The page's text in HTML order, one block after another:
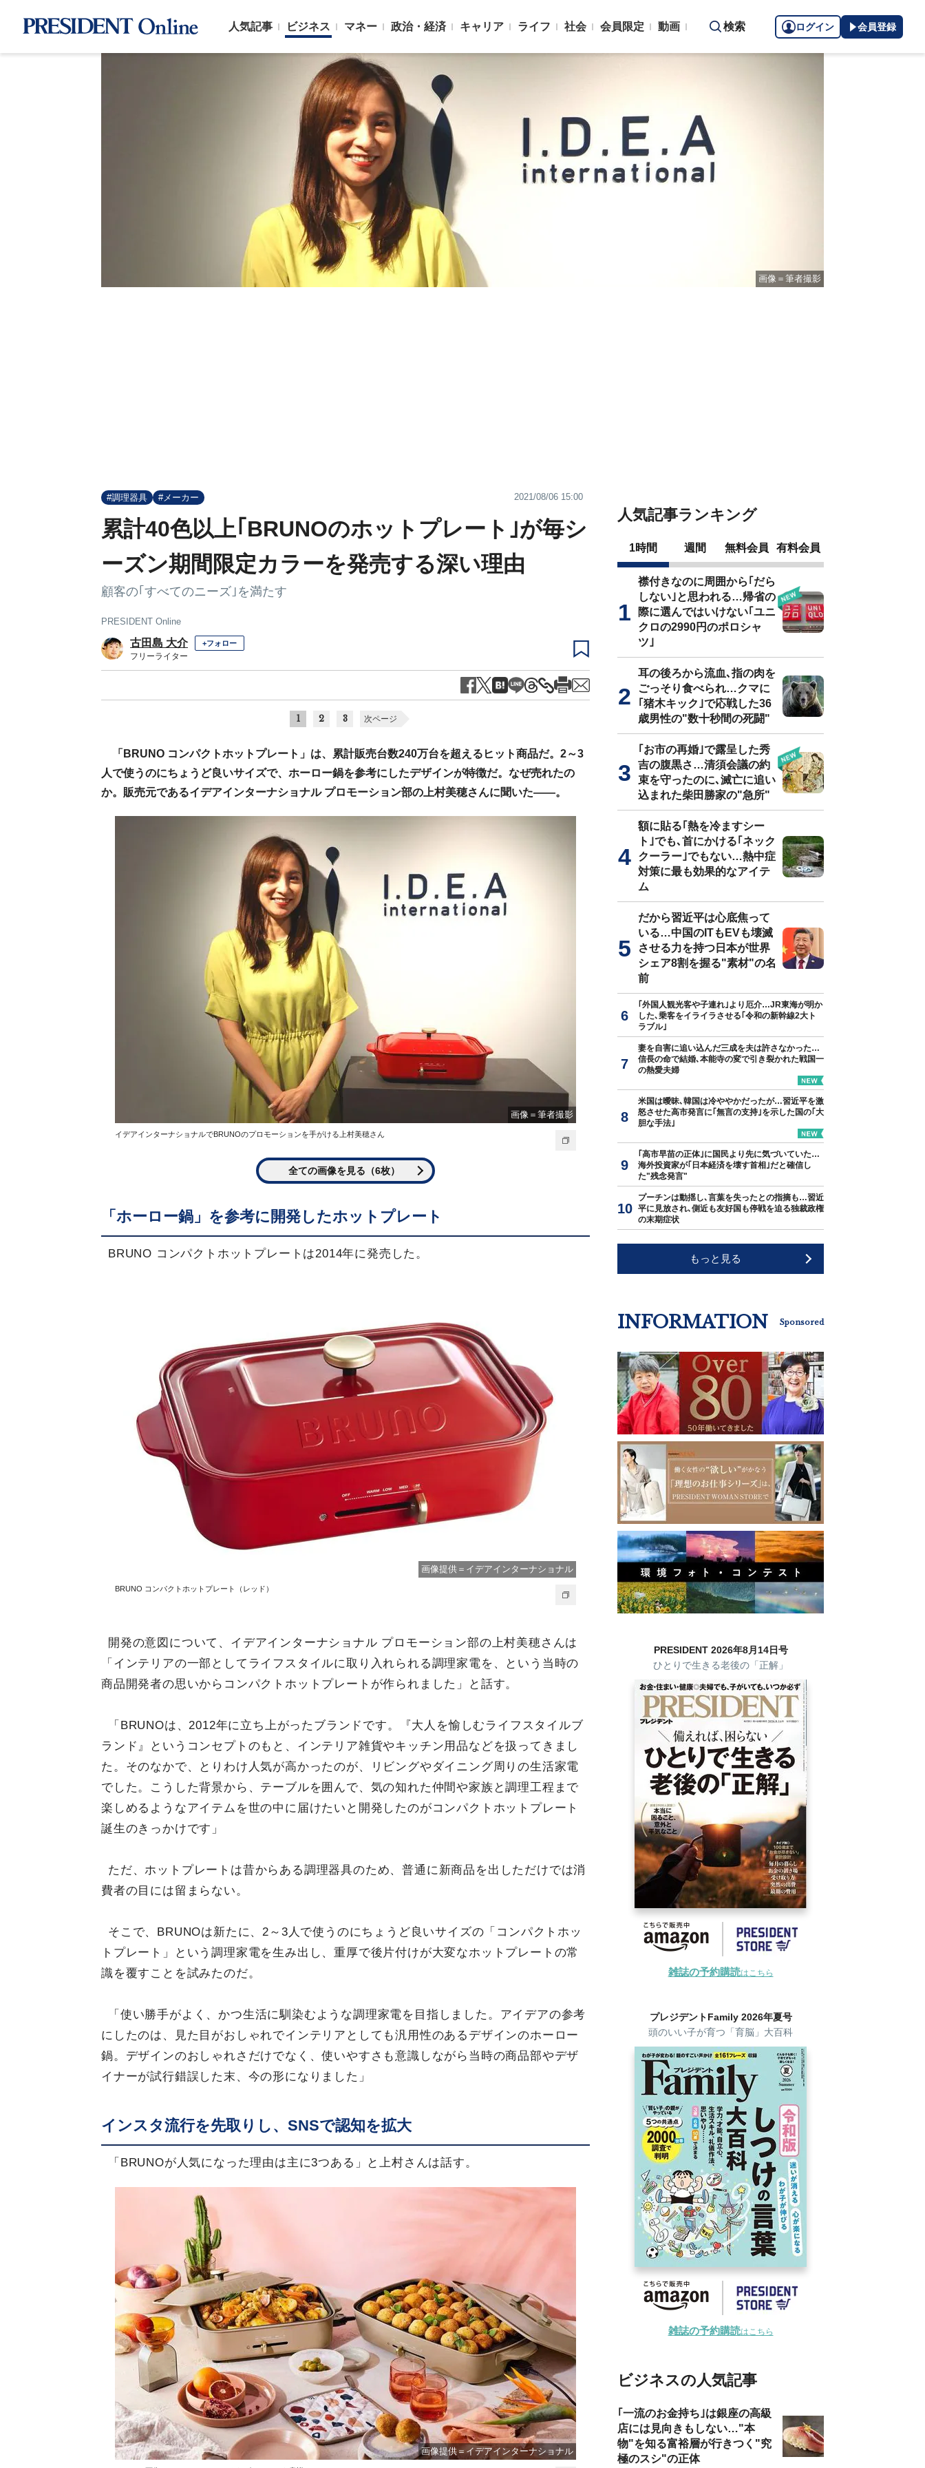
人気記事 ビジネス マネー 政治・経済 キャリア ライフ 社会 会員限定 動画 検索 ログイン 会員登録
画像＝筆者撮影
#調理器具 #メーカー 2021/08/06 15:00
累計40色以上｢BRUNOのホットプレート｣が毎シ
ーズン期間限定カラーを発売する深い理由
顧客の｢すべてのニーズ｣を満たす
PRESIDENT Online
古田島 大介 +フォロー
フリーライター
1 2 3 次ページ
「BRUNO コンパクトホットプレート」は、累計販売台数240万台を超えるヒット商品だ。2～3
人で使うのにちょうど良いサイズで、ホーロー鍋を参考にしたデザインが特徴だ。なぜ売れたの
か。販売元であるイデアインターナショナル プロモーション部の上村美穂さんに聞いた――。
画像＝筆者撮影
イデアインターナショナルでBRUNOのプロモーションを手がける上村美穂さん
全ての画像を見る（6枚）
「ホーロー鍋」を参考に開発したホットプレート
BRUNO コンパクトホットプレートは2014年に発売した。
画像提供＝イデアインターナショナル
BRUNO コンパクトホットプレート（レッド）
開発の意図について、イデアインターナショナル プロモーション部の上村美穂さんは
「インテリアの一部としてライフスタイルに取り入れられる調理家電を、という当時の
商品開発者の思いからコンパクトホットプレートが作られました」と話す。
「BRUNOは、2012年に立ち上がったブランドです。『大人を愉しむライフスタイルブ
ランド』というコンセプトのもと、インテリア雑貨やキッチン用品などを扱ってきまし
た。そのなかで、とりわけ人気が高かったのが、リビングやダイニング周りの生活家電
でした。こうした背景から、テーブルを囲んで、気の知れた仲間や家族と調理工程まで
楽しめるようなアイテムを世の中に届けたいと開発したのがコンパクトホットプレート
誕生のきっかけです」
ただ、ホットプレートは昔からある調理器具のため、普通に新商品を出しただけでは消
費者の目には留まらない。
そこで、BRUNOは新たに、2～3人で使うのにちょうど良いサイズの「コンパクトホッ
トプレート」という調理家電を生み出し、重厚で後片付けが大変なホット​プレートの常
識を覆すことを試みたのだ。
「使い勝手がよく、かつ生活に馴染むような調理家電を目指しました。アイデアの参考
にしたのは、見た目がおしゃれでインテリアとしても汎用性のあるデザインのホーロー
鍋。デザインのおしゃれさだけでなく、使いやすさも意識しながら当時の商品部やデザ
イナーが試行錯誤した末、今の形になりました」
インスタ流行を先取りし、SNSで認知を拡大
「BRUNOが人気になった理由は主に3つある」と上村さんは話す。
画像提供＝イデアインターナショナル
人気記事ランキング
1時間 週間 無料会員 有料会員
襟付きなのに周囲から｢だら
しない｣と思われる…帰省の
際に選んではいけない｢ユニ
クロの2990円のポロシャ
ツ｣
耳の後ろから流血､指の肉を
ごっそり食べられ…クマに
｢猪木キック｣で応戦した36
歳男性の"数十秒間の死闘"
｢お市の再婚｣で露呈した秀
吉の腹黒さ…清須会議の約
束を守ったのに､滅亡に追い
込まれた柴田勝家の"急所"
額に貼る｢熱を冷ますシー
ト｣でも､首にかける｢ネック
クーラー｣でもない…熱中症
対策に最も効果的なアイテ
ム
だから習近平は心底焦って
いる…中国のITもEVも壊滅
させる力を持つ日本が世界
シェア8割を握る"素材"の名
前
｢外国人観光客や子連れ｣より厄介…JR東海が明か
した､乗客をイライラさせる｢令和の新幹線2大ト
ラブル｣
妻を自害に追い込んだ三成を夫は許さなかった…
信長の命で結婚､本能寺の変で引き裂かれた戦国一
の熱愛夫婦
米国は曖昧､韓国は冷ややかだったが…習近平を激
怒させた高市発言に｢無言の支持｣を示した国の｢大
胆な手法｣
｢高市早苗の正体｣に国民より先に気づいていた…
海外投資家が｢日本経済を壊す首相｣だと確信し
た"残念発言"
プーチンは動揺し､言葉を失ったとの指摘も…習近
平に見放され､側近も友好国も停戦を迫る独裁政権
の末期症状
もっと見る
INFORMATION Sponsored
PRESIDENT 2026年8月14日号
ひとりで生きる老後の「正解」
雑誌の予約購読はこちら
プレジデントFamily 2026年夏号
頭のいい子が育つ「育脳」大百科
雑誌の予約購読はこちら
ビジネスの人気記事
｢一流のお金持ち｣は銀座の高級
店には見向きもしない…"本
物"を知る富裕層が行きつく"究
極のスシ"の正体